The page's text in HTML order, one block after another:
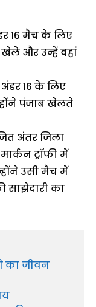
16 मैच के लिए
खेले और उन्हें वहां
अंडर 16 के लिए
पंजाब खेलते
अंतर जिला
ट्रॉफी में
उसी मैच में
साझेदारी का
का जीवन